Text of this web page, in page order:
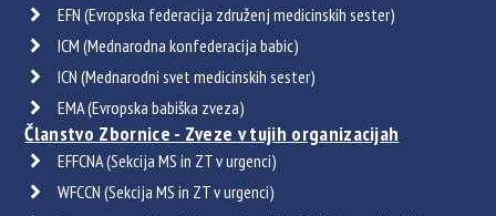
EFN (Evropska federacija združenj medicinskih sester)
ICM (Mednarodna konfederacija babic)
ICN (Mednarodni svet medicinskih sester)
EMA (Evropska babiška zveza)
Članstvo Zbornice - Zveze v tujih organizacijah
EFFCNA (Sekcija MS in ZT v urgenci)
WFCCN (Sekcija MS in ZT v urgenci)